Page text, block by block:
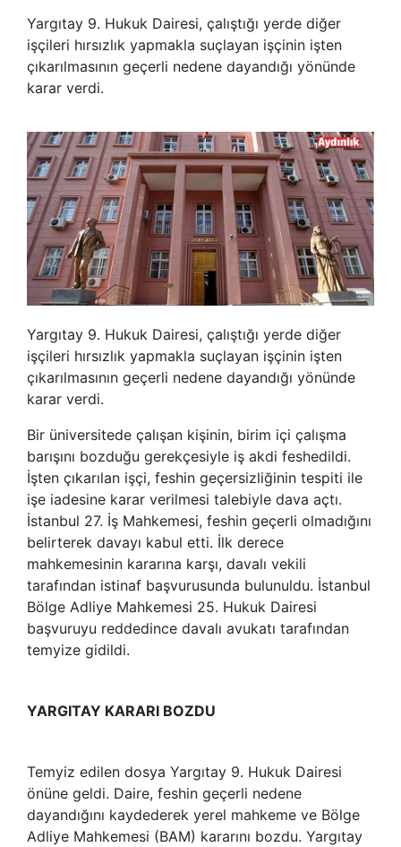
Yargıtay 9. Hukuk Dairesi, çalıştığı yerde diğer
işçileri hırsızlık yapmakla suçlayan işçinin işten
çıkarılmasının geçerli nedene dayandığı yönünde
karar verdi.
Yargıtay 9. Hukuk Dairesi, çalıştığı yerde diğer
işçileri hırsızlık yapmakla suçlayan işçinin işten
çıkarılmasının geçerli nedene dayandığı yönünde
karar verdi.
Bir üniversitede çalışan kişinin, birim içi çalışma
barışını bozduğu gerekçesiyle iş akdi feshedildi.
İşten çıkarılan işçi, feshin geçersizliğinin tespiti ile
işe iadesine karar verilmesi talebiyle dava açtı.
İstanbul 27. İş Mahkemesi, feshin geçerli olmadığını
belirterek davayı kabul etti. İlk derece
mahkemesinin kararına karşı, davalı vekili
tarafından istinaf başvurusunda bulunuldu. İstanbul
Bölge Adliye Mahkemesi 25. Hukuk Dairesi
başvuruyu reddedince davalı avukatı tarafından
temyize gidildi.
YARGITAY KARARI BOZDU
Temyiz edilen dosya Yargıtay 9. Hukuk Dairesi
önüne geldi. Daire, feshin geçerli nedene
dayandığını kaydederek yerel mahkeme ve Bölge
Adliye Mahkemesi (BAM) kararını bozdu. Yargıtay